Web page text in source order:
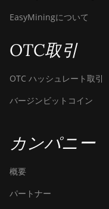
EasyMiningについて
OTC取引
OTC ハッシュレート取引
バージンビットコイン
カンパニー
概要
パートナー